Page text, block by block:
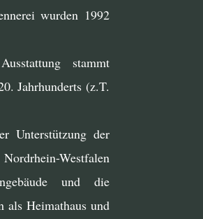
wurden 1992
stammt
Jahrhunderts (z.T.
Unterstützung der
Westfalen
und die
als Heimathaus und